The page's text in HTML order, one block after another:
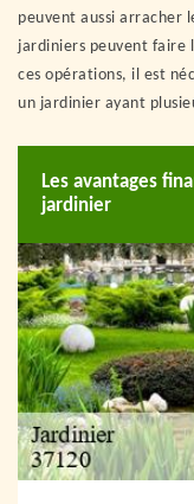
peuvent aussi arracher
jardiniers peuvent faire
ces opérations, il est
un jardinier ayant
Les avantages
jardinier